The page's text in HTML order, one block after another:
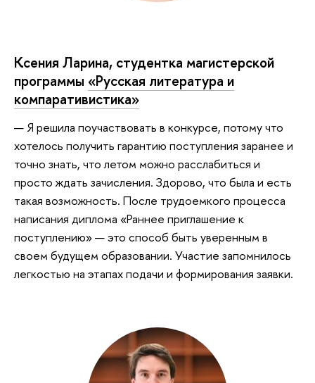
Ксения Ларина, студентка магистерской
программы «Русская литература и
компаративистика»
— Я решила поучаствовать в конкурсе, потому что
хотелось получить гарантию поступления заранее и
точно знать, что летом можно расслабиться и
просто ждать зачисления. Здорово, что была и есть
такая возможность. После трудоемкого процесса
написания диплома «Раннее приглашение к
поступлению» — это способ быть уверенным в
своем будущем образовании. Участие запомнилось
легкостью на этапах подачи и формирования заявки.